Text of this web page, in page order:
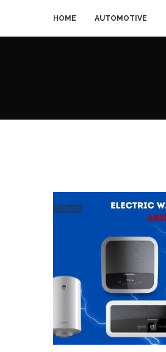
HOME AUTOMOTIVE